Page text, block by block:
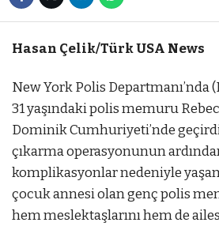
Hasan Çelik/Türk USA News
New York Polis Departmanı’nda
31 yaşındaki polis memuru
Dominik Cumhuriyeti’nde
çıkarma operasyonunun
komplikasyonlar nedeniyle
çocuk annesi olan genç polis
hem meslektaşlarını hem de